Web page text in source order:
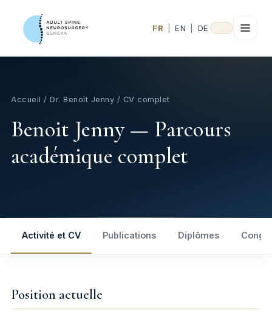
FR EN DE
Accueil /Dr. Benoît Jenny / CV complet
Benoit Jenny — Parcours
académique complet
Activité et CV Publications Diplômes
Position actuelle